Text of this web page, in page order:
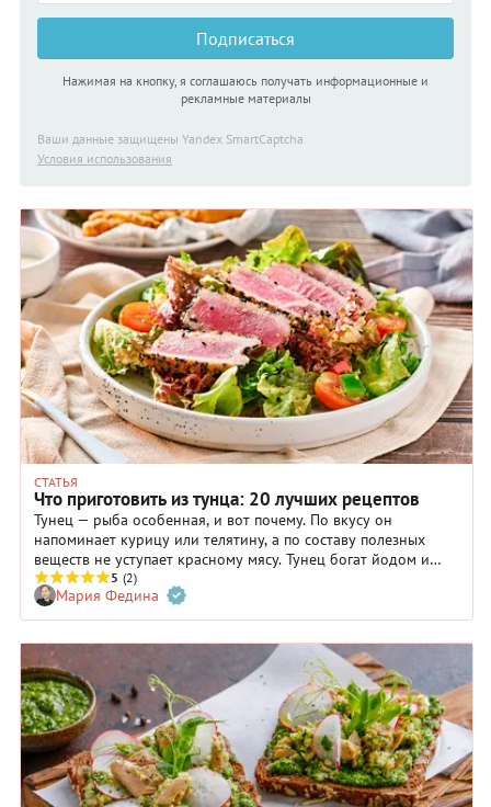
Подписаться
Нажимая на кнопку, я соглашаюсь получать информационные и
рекламные материалы
Ваши данные защищены Yandex SmartCaptcha
Условия использования
СТАТЬЯ
Что приготовить из тунца: 20 лучших рецептов
Тунец — рыба особенная, и вот почему. По вкусу он
напоминает курицу или телятину, а по составу полезных
веществ не уступает красному мясу. Тунец богат йодом и
селеном, витаминами группы В, а еще незаменимыми
жирными кислотами Омега-3 и Омега-6, которые
способствуют укреплению сердца и поддерживают здоровье
мозга. Неудивительно, что эта рыба пользуется
популярностью в кулинарии. Медальоны из свежего тунца и
намазка из консервированного — признанная классика. Но
мир рецептов с тунцом этим не ограничивается! В нашей
подборке вы найдете 20 вкусных блюд с тунцом: от салатов
до выпечки.
5 (2)
Мария Федина